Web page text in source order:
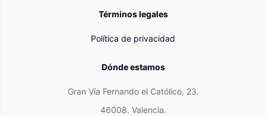
Términos legales
Política de privacidad
Dónde estamos
Gran Vía Fernando el Católico, 23.
46008. Valencia.